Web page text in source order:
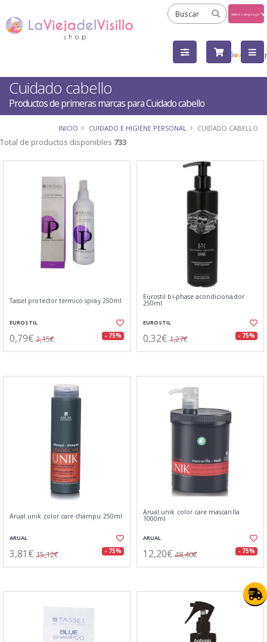
by
Cuidado cabello
Productos de primeras marcas para Cuidado cabello
INICIO CUIDADO E HIGIENE PERSONAL CUIDADO CABELLO
Total de productos disponibles 733
Tassel protector termico spray 250ml
EUROSTIL
0,79€ 3,15€ - 75%
Eurostil bi-phase acondicionador
250ml
EUROSTIL
0,32€ 1,27€ - 75%
Arual unik color care champu 250ml
ARUAL
3,81€ 15,12€ - 75%
Arual unik color care mascarilla
1000ml
ARUAL
12,20€ 48,40€ - 75%